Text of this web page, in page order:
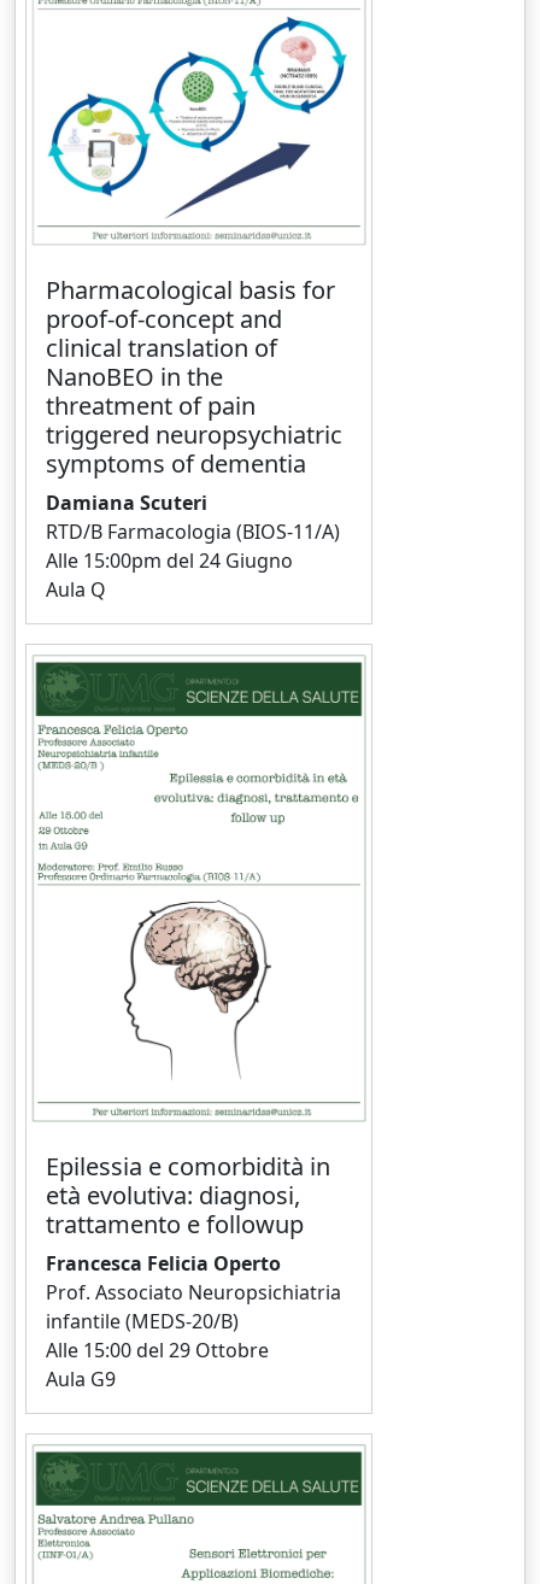
Pharmacological basis for
proof-of-concept and
clinical translation of
NanoBEO in the
threatment of pain
triggered neuropsychiatric
symptoms of dementia
Damiana Scuteri
RTD/B Farmacologia (BIOS-11/A)
Alle 15:00pm del 24 Giugno
Aula Q
Epilessia e comorbidità in
età evolutiva: diagnosi,
trattamento e followup
Francesca Felicia Operto
Prof. Associato Neuropsichiatria
infantile (MEDS-20/B)
Alle 15:00 del 29 Ottobre
Aula G9